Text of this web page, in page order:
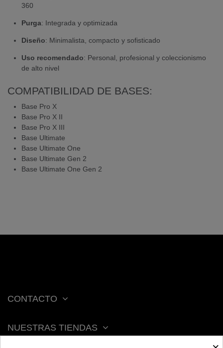
360
Purga: Integrada y optimizada
Diseño: Minimalista, compacto y sofisticado
Uso recomendado: Personal, profesional y coleccionismo
de alto nivel
COMPATIBILIDAD DE BASES:
Base Pro X
Base Pro X II
Base Pro X III
Base Ultimate
Base Ultimate One
Base Ultimate Gen 2
Base Ultimate One Gen 2
CONTACTO
NUESTRAS TIENDAS